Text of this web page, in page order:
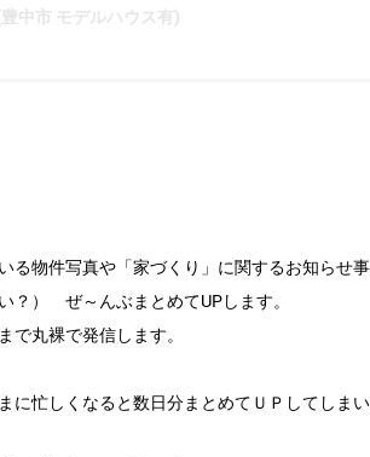
中市 モデルハウス有)
る物件写真や「家づくり」に関するお知らせ
？） ぜ～んぶまとめてUPします。
で丸裸で発信します。
に忙しくなると数日分まとめてＵＰしてしま